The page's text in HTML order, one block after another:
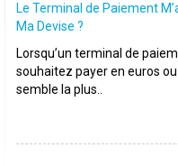
Le Terminal de Paiement
Ma Devise ?
Lorsqu’un terminal de
souhaitez payer en euros
semble la plus..